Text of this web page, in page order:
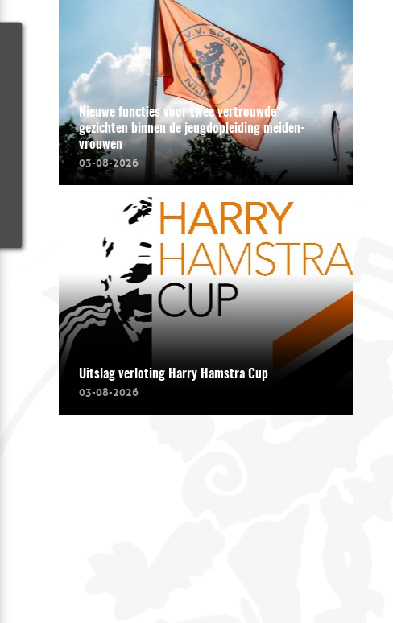
Nieuwe functies voor twee vertrouwde
gezichten binnen de jeugdopleiding meiden-
vrouwen
03-08-2026
Uitslag verloting Harry Hamstra Cup
03-08-2026